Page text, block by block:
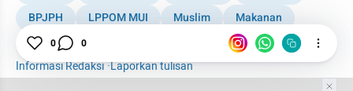
BPJPH
LPPOM MUI Muslim
Makanan
Halal
Informasi Redaksi·Laporkan tulisan
0 0